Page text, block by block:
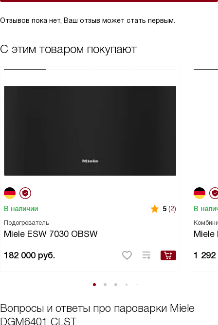
Отзывов пока нет, Ваш отзыв может стать первым.
С этим товаром покупают
В наличии 5 (2)
Подогреватель
Miele ESW 7030 OBSW
182 000 руб.
В
Miele
1 292
Вопросы и ответы про пароварки Miele
DGM6401 CLST